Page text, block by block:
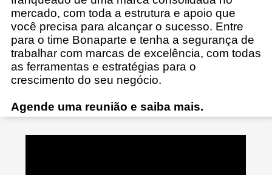
mercado, com toda a estrutura e apoio que
você precisa para alcançar o sucesso. Entre
para o time Bonaparte e tenha a segurança de
trabalhar com marcas de excelência, com todas
as ferramentas e estratégias para o
crescimento do seu negócio.
Agende uma reunião e saiba mais.